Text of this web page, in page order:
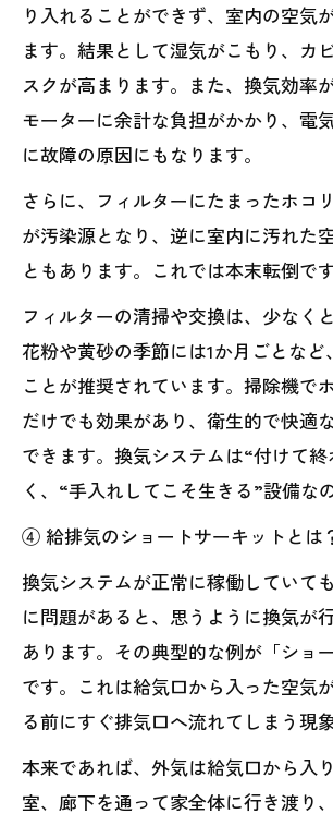
り入れることができず、室内の空気
ます。結果として湿気がこもり、カ
スクが高まります。また、換気効率
モーターに余計な負担がかかり、電
に故障の原因にもなります。
さらに、フィルターにたまったホコ
が汚染源となり、逆に室内に汚れた
ともあります。これでは本末転倒です
フィルターの清掃や交換は、少なく
花粉や黄砂の季節には1か月ごとなど
ことが推奨されています。掃除機で
だけでも効果があり、衛生的で快適
できます。換気システムは“付けて終
く、“手入れしてこそ生きる”設備な
④ 給排気のショートサーキットとは
換気システムが正常に稼働していて
に問題があると、思うように換気が
あります。その典型的な例が「ショ
です。これは給気口から入った空気
る前にすぐ排気口へ流れてしまう現
本来であれば、外気は給気口から入
室、廊下を通って家全体に行き渡り